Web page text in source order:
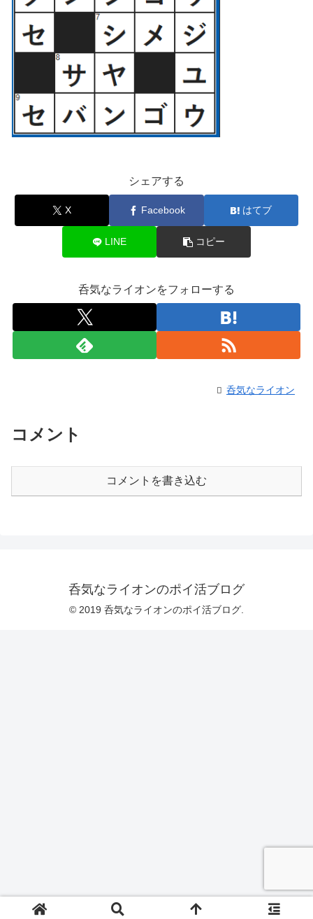
シェアする
X Facebook はてブ
LINE コピー
呑気なライオンをフォローする
呑気なライオン
コメント
コメントを書き込む
呑気なライオンのポイ活ブログ
© 2019 呑気なライオンのポイ活ブログ.